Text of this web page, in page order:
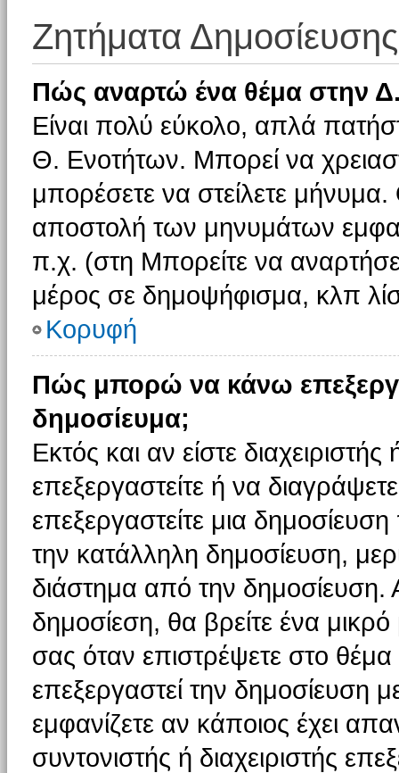
Ζητήματα Δημοσίευσης
Πώς αναρτώ ένα θέμα στην
Είναι πολύ εύκολο, απλά
Θ. Ενοτήτων. Μπορεί να
μπορέσετε να στείλετε μήνυμα.
αποστολή των μηνυμάτων
π.χ. (στη Μπορείτε να
μέρος σε δημοψήφισμα, κλπ
Κορυφή
Πώς μπορώ να κάνω
δημοσίευμα;
Εκτός και αν είστε
επεξεργαστείτε ή να
επεξεργαστείτε μια
την κατάλληλη δημοσίευση,
διάστημα από την δημοσίευση.
δημοσίεση, θα βρείτε ένα
σας όταν επιστρέψετε στο
επεξεργαστεί την δημοσίευση
εμφανίζετε αν κάποιος έχει
συντονιστής ή διαχειριστής